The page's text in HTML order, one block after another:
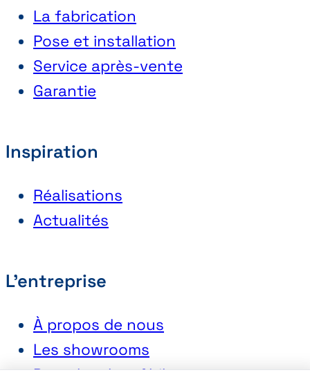
La fabrication
Pose et installation
Service après-vente
Garantie
Inspiration
Réalisations
Actualités
L'entreprise
À propos de nous
Les showrooms
Postuler chez Abihome